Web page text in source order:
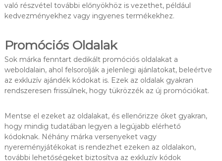
való részvétel további előnyökhöz is vezethet, például
kedvezményekhez vagy ingyenes termékekhez.
Promóciós Oldalak
Sok márka fenntart dedikált promóciós oldalakat a
weboldalain, ahol felsorolják a jelenlegi ajánlatokat, beleértve
az exkluzív ajándék kódokat is. Ezek az oldalak gyakran
rendszeresen frissülnek, hogy tükrözzék az új promóciókat.
Mentse el ezeket az oldalakat, és ellenőrizze őket gyakran,
hogy mindig tudatában legyen a legújabb elérhető
kódoknak. Néhány márka versenyeket vagy
nyereményjátékokat is rendezhet ezeken az oldalakon,
további lehetőségeket biztosítva az exkluzív kódok